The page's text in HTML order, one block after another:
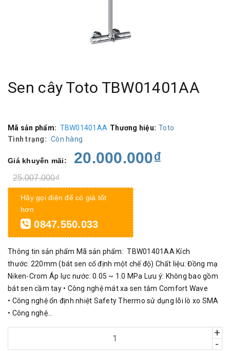
Sen cây Toto TBW01401AA
Mã sản phẩm: TBW01401AA Thương hiệu: Toto
Tình trạng: Còn hàng
Giá khuyến mãi: 20.000.000₫
25.007.000₫
Hãy gọi điện để có giá tốt
hơn
0847.550.033
Thông tin sản phẩm Mã sản phẩm: TBW01401AA Kích
thước: 220mm (bát sen cố định một chế độ) Chất liệu: Đồng mạ
Niken-Crom Áp lực nước: 0.05 ~ 1.0 MPa Lưu ý: Không bao gồm
bát sen cầm tay • Công nghệ mát xa sen tắm Comfort Wave
• Công nghệ ổn định nhiệt Safety Thermo sử dụng lõi lò xo SMA
• Công nghệ...
+
-